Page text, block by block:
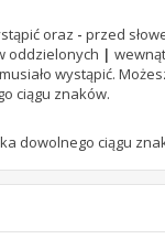
oraz - przed
oddzielonych |
wystąpić.
ciągu znaków.
dowolnego ciągu